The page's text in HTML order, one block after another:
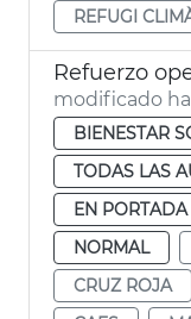
REFUGI
Refuerzo
modificado
BIENESTAR
TODAS LAS
EN PORTADA
NORMAL
CRUZ ROJA